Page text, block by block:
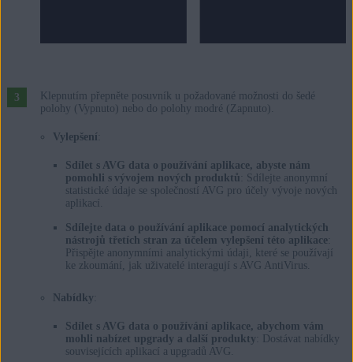
Klepnutím přepněte posuvník u požadované možnosti do šedé
polohy (Vypnuto) nebo do polohy modré (Zapnuto).
Vylepšení
Sdílet s AVG data o používání aplikace, abyste nám
pomohli s vývojem nových produktů : Sdílejte anonymní
statistické údaje se společností AVG pro účely vývoje nových
aplikací.
Sdílejte data o používání aplikace pomocí analytických
nástrojů třetích stran za účelem vylepšení této aplikace:
Přispějte anonymními analytickými údaji, které se používají
ke zkoumání, jak uživatelé interagují s AVG AntiVirus.
Nabídky
Sdílet s AVG data o používání aplikace, abychom vám
mohli nabízet upgrady a další produkty : Dostávat nabídky
souvisejících aplikací a upgradů AVG.